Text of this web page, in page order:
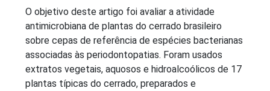
O objetivo deste artigo foi avaliar a atividade
antimicrobiana de plantas do cerrado brasileiro
sobre cepas de referência de espécies bacterianas
associadas às periodontopatias. Foram usados
extratos vegetais, aquosos e hidroalcoólicos de 17
plantas típicas do cerrado, preparados e